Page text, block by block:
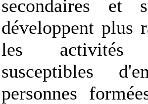
secondaires et
développent plus
les activités
susceptibles
personnes